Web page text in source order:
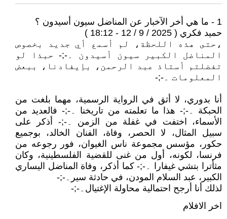
1 - ما هي أخر الآخبار عن المناضل سيون أسيدون ؟
حميد فكري ( 2025 / 9 / 12 - 18:12 )
،حتى هذه اللحظة، لم أسمع أي جديد بخصوص
المناضل الكبير سيون أسيدون ۔-;- حبذا لو
تفضلتم أستاذ عبد الرحمن، بإيفادنا، ببعض
المعلومات ۔-;-
أنا بدوري، لا أثق في الرواية الرسمية، مهما بلغت من
الحبكة ۔-;- هذا ما تعلمته من تاريخنا ۔-;- فالعديد من
الأسماء، اختفت في غفلة من الزمن ۔-;- أذكر على
سبيل المثال، لا الحصر، وفاة، الفنان الخالد، بوجميع
حكور، مؤسس مجموعة ناس الغيوان، فور رجوعه من
فرنسا، لكونه، أول من غنى للقضية الفلسطينية، وكان
مثأترا بتشي غيفارا ۔-;- كما أذكر، وفاة المناضل اليساري
الكبير، عبد السلام المودن، في حادثة سير۔-;-
لذلك أنا أرجح احتمالية محاولة الإغتيال۔-;-
اخر الافلام